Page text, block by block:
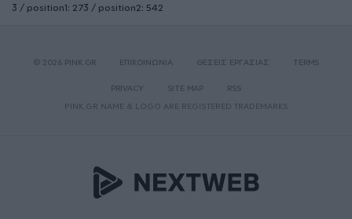
3 / position1: 273 / position2: 542
© 2026 PINK.GR ΕΠΙΚΟΙΝΩΝΙΑ ΘΕΣΕΙΣ ΕΡΓΑΣΙΑΣ TERMS
PRIVACY SITE MAP
RSS
PINK.GR NAME & LOGO ARE REGISTERED TRADEMARKS